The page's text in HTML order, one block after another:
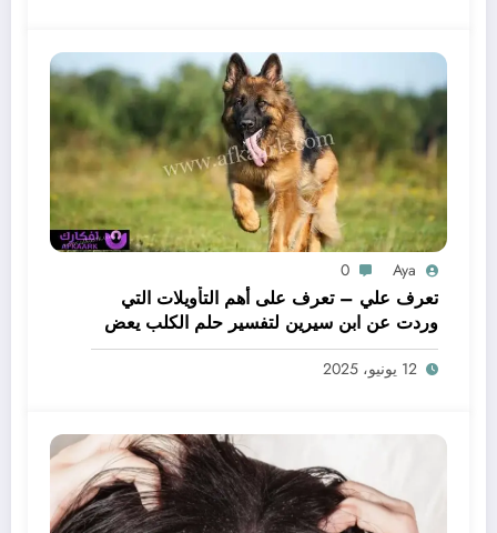
Aya
0
تعرف علي – تعرف على أهم التأويلات التي
وردت عن ابن سيرين لتفسير حلم الكلب يعض
يدي – بالتفصيل
12 يونيو، 2025